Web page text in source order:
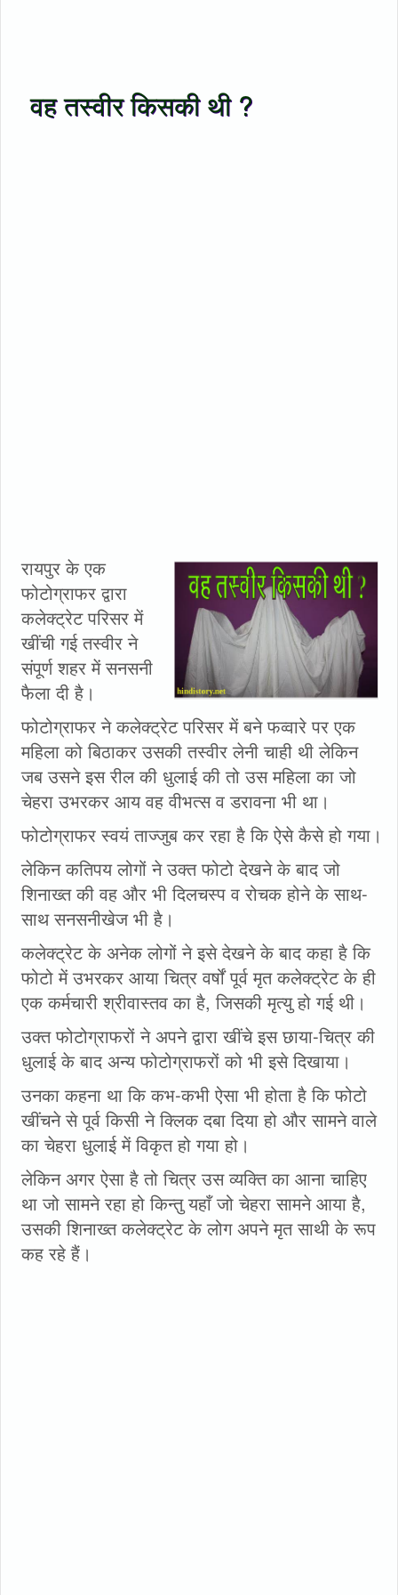
वह तस्वीर किसकी थी ?
रायपुर के एक
फोटोग्राफर द्वारा
कलेक्ट्रेट परिसर में
खींची गई तस्वीर ने
संपूर्ण शहर में सनसनी
फैला दी है।
फोटोग्राफर ने कलेक्ट्रेट परिसर में बने फव्वारे पर एक
महिला को बिठाकर उसकी तस्वीर लेनी चाही थी लेकिन
जब उसने इस रील की धुलाई की तो उस महिला का जो
चेहरा उभरकर आय वह वीभत्स व डरावना भी था।
फोटोग्राफर स्वयं ताज्जुब कर रहा है कि ऐसे कैसे हो गया।
लेकिन कतिपय लोगों ने उक्त फोटो देखने के बाद जो
शिनाख्त की वह और भी दिलचस्प व रोचक होने के साथ-
साथ सनसनीखेज भी है।
कलेक्ट्रेट के अनेक लोगों ने इसे देखने के बाद कहा है कि
फोटो में उभरकर आया चित्र वर्षों पूर्व मृत कलेक्ट्रेट के ही
एक कर्मचारी श्रीवास्तव का है, जिसकी मृत्यु हो गई थी।
उक्त फोटोग्राफरों ने अपने द्वारा खींचे इस छाया-चित्र की
धुलाई के बाद अन्य फोटोग्राफरों को भी इसे दिखाया।
उनका कहना था कि कभ-कभी ऐसा भी होता है कि फोटो
खींचने से पूर्व किसी ने क्लिक दबा दिया हो और सामने वाले
का चेहरा धुलाई में विकृत हो गया हो।
लेकिन अगर ऐसा है तो चित्र उस व्यक्ति का आना चाहिए
था जो सामने रहा हो किन्तु यहाँ जो चेहरा सामने आया है,
उसकी शिनाख्त कलेक्ट्रेट के लोग अपने मृत साथी के रूप
कह रहे हैं।